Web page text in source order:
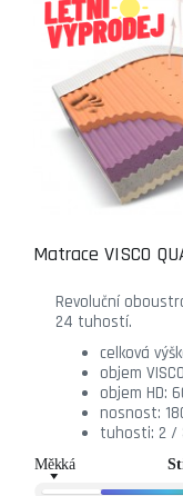
Matrace VISCO
Revoluční
24 tuhostí.
celková
objem
objem HD:
nosnost:
tuhosti: 2